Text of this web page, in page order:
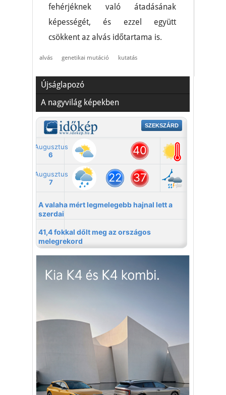
fehérjéknek való átadásának
képességét, és ezzel együtt
csökkent az alvás időtartama is.
alvás genetikai mutáció kutatás
Újságlapozó
A nagyvilág képekben